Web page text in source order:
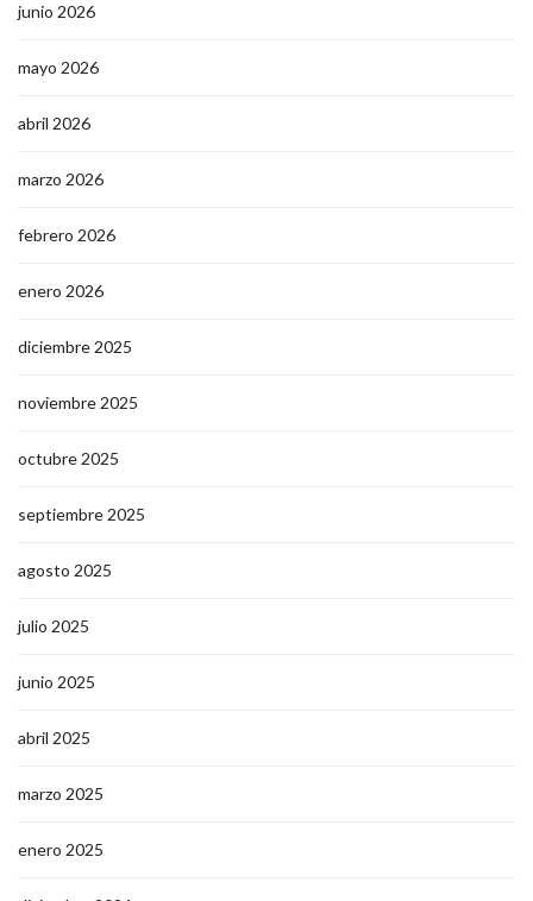
junio 2026
mayo 2026
abril 2026
marzo 2026
febrero 2026
enero 2026
diciembre 2025
noviembre 2025
octubre 2025
septiembre 2025
agosto 2025
julio 2025
junio 2025
abril 2025
marzo 2025
enero 2025